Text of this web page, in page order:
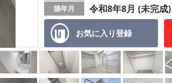
お気に入り登録
築年月 令和8年8月 (未完成)